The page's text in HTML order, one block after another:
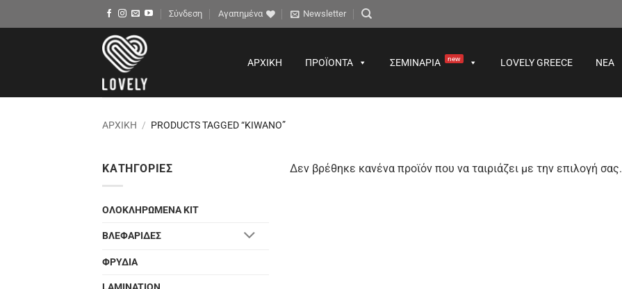
στο
Σύνδεση Αγαπημένα Newsletter
ΑΡΧΙΚΉ ΠΡΟΪΌΝΤΑ ΣΕΜΙΝΆΡΙΑ new LOVELY GREECE ΝΈΑ
ΑΡΧΙΚΉ / PRODUCTS TAGGED “KIWANO”
ΚΑΤΗΓΟΡΊΕΣ
ΟΛΟΚΛΗΡΩΜΕΝΑ ΚΙΤ
ΒΛΕΦΑΡΙΔΕΣ
ΦΡΥΔΙΑ
Δεν βρέθηκε κανένα προϊόν που να ταιριάζει με την επιλογή σας.